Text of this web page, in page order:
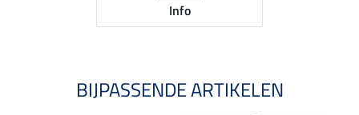
Info
BIJPASSENDE ARTIKELEN